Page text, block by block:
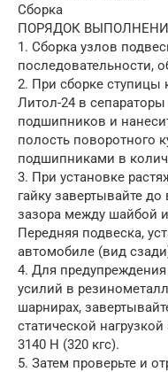
Сборка
ПОРЯДОК
1. Сборка узлов
последовательности,
2. При сборке ступицы
Литол-24 в сепараторы
подшипников и
полость поворотного
подшипниками в
3. При установке
гайку завертывайте
зазора между шайбой
Передняя подвеска,
автомобиле (вид
4. Для
усилий в
шарнирах,
статической
3140 Н (320 кгс).
5. Затем проверьте и